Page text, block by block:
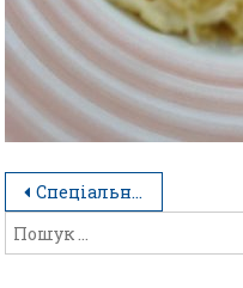
Спеціальності та професії кулінарного напрямку